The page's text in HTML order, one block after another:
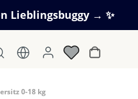
Lieblingsbuggy → ✨
0-18 kg